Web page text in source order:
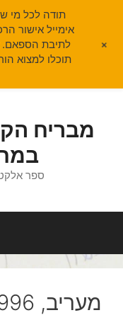
ספר
מעריב, 12.4.1996
תודה לכל מי
אימייל אישור
לתיבת
תוכלו למצוא
+